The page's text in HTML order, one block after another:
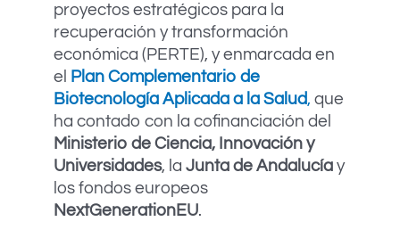
proyectos estratégicos para la
recuperación y transformación
económica (PERTE), y enmarcada en
el Plan Complementario de
Biotecnología Aplicada a la Salud, que
ha contado con la cofinanciación del
Ministerio de Ciencia, Innovación y
Universidades, la Junta de Andalucía y
los fondos europeos
NextGenerationEU.